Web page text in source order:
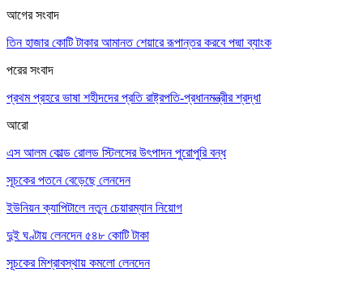
আগের সংবাদ
তিন হাজার কোটি টাকার আমানত শেয়ারে রূপান্তর করবে পদ্মা ব্যাংক
পরের সংবাদ
প্রথম প্রহরে ভাষা শহীদদের প্রতি রাষ্ট্রপতি-প্রধানমন্ত্রীর শ্রদ্ধা
আরো
এস আলম কোল্ড রোলড স্টিলসের উৎপাদন পুরোপুরি বন্ধ
সূচকের পতনে বেড়েছে লেনদেন
ইউনিয়ন ক্যাপিটালে নতুন চেয়ারম্যান নিয়োগ
দুই ঘণ্টায় লেনদেন ৫৪৮ কোটি টাকা
সূচকের মিশ্রাবস্থায় কমলো লেনদেন